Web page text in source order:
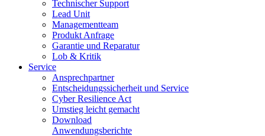
Technischer Support
Lead Unit
Managementteam
Produkt Anfrage
Garantie und Reparatur
Lob & Kritik
Service
Ansprechpartner
Entscheidungssicherheit und Service
Cyber Resilience Act
Umstieg leicht gemacht
Download
Anwendungsberichte